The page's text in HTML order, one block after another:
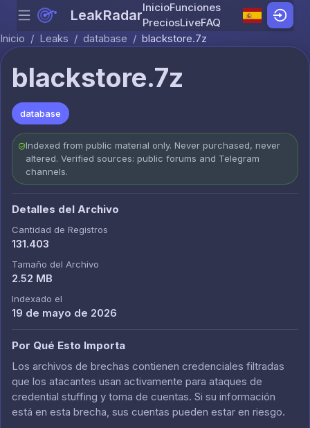
Skip to content
Menu LeakRadarInicioFunciones
PreciosLiveFAQ
Inicio / Leaks / database / blackstore.7z
blackstore.7z
database
Indexed from public material only. Never purchased, never
altered. Verified sources: public forums and Telegram
channels.
Detalles del Archivo
Cantidad de Registros
131.403
Tamaño del Archivo
2.52 MB
Indexado el
19 de mayo de 2026
Por Qué Esto Importa
Los archivos de brechas contienen credenciales filtradas
que los atacantes usan activamente para ataques de
credential stuffing y toma de cuentas. Si su información
está en esta brecha, sus cuentas pueden estar en riesgo.